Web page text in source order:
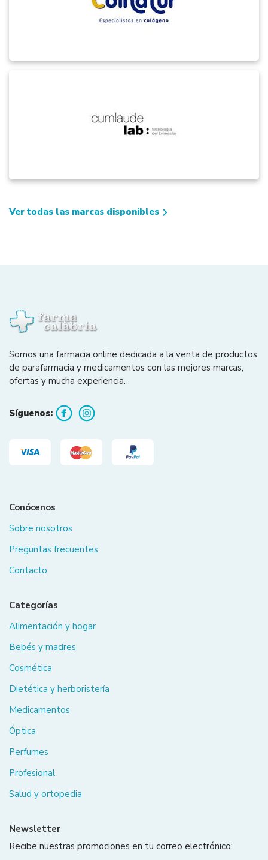
Ver todas las marcas disponibles
Somos una farmacia online dedicada a la venta de productos
de parafarmacia y medicamentos con las mejores marcas,
ofertas y mucha experiencia.
Síguenos:
Conócenos
Sobre nosotros
Preguntas frecuentes
Contacto
Categorías
Alimentación y hogar
Bebés y madres
Cosmética
Dietética y herboristería
Medicamentos
Óptica
Perfumes
Profesional
Salud y ortopedia
Newsletter
Recibe nuestras promociones en tu correo electrónico: